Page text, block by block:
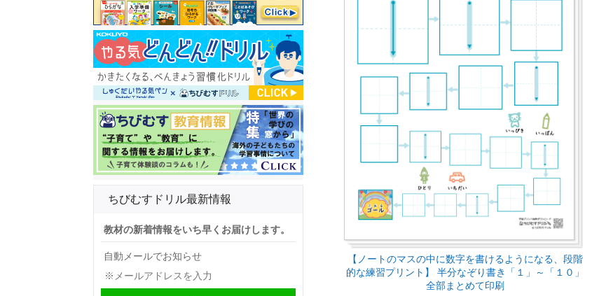
【ノートのマスの中に数字を書けるようになる、段階
的な練習プリント】 半分なぞり書き「１」～「１０」
全部まとめて印刷
ちびむすドリル最新情報
教材の新着情報をいち早くお届けします。
自動メールでお知らせ